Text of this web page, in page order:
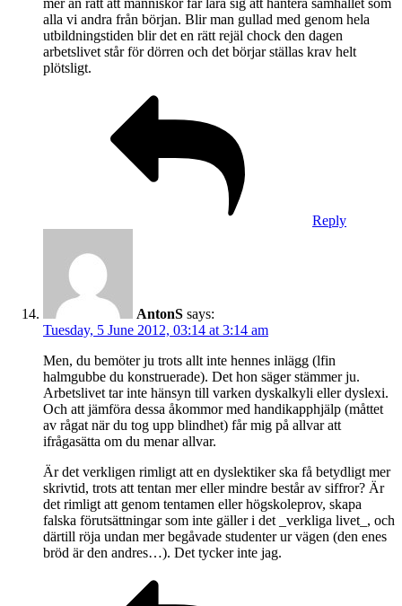
alla vi andra från början. Blir man gullad med genom hela
utbildningstiden blir det en rätt rejäl chock den dagen
arbetslivet står för dörren och det börjar ställas krav helt
plötsligt.
Reply
AntonS says:
Tuesday, 5 June 2012, 03:14 at 3:14 am
Men, du bemöter ju trots allt inte hennes inlägg (lfin
halmgubbe du konstruerade). Det hon säger stämmer ju.
Arbetslivet tar inte hänsyn till varken dyskalkyli eller dyslexi.
Och att jämföra dessa åkommor med handikapphjälp (måttet
av rågat när du tog upp blindhet) får mig på allvar att
ifrågasätta om du menar allvar.
Är det verkligen rimligt att en dyslektiker ska få betydligt mer
skrivtid, trots att tentan mer eller mindre består av siffror? Är
det rimligt att genom tentamen eller högskoleprov, skapa
falska förutsättningar som inte gäller i det _verkliga livet_, och
därtill röja undan mer begåvade studenter ur vägen (den enes
bröd är den andres…). Det tycker inte jag.